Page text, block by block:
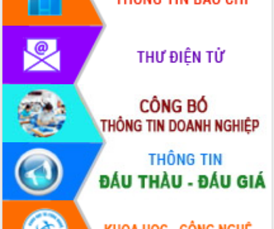
tầm nhìn đến năm 2050
Nâng cao hiệu quả hoạt động của các
doanh nghiệp nhà nước
Hội nghị triển khai kết nối mạng
truyền số liệu chuyên dùng phục vụ cơ
quan Đảng, Nhà nước
Lễ phát động chuỗi hoạt động chung
tay làm sạch môi trường
Xã Ea Kar bước chuyển mình trong
công tác cải cách hành chính mô hình
mới
UBND tỉnh họp báo định kỳ tháng 4
năm 2026
Hội thảo khoa học “Giải pháp thúc đẩy
phát triển nền kinh tế xanh tại tỉnh
Đắk Lắk”